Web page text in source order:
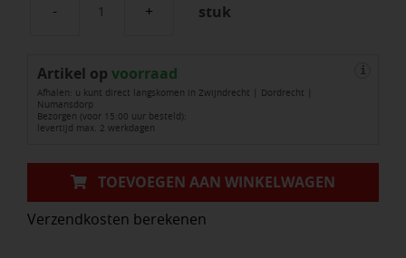
DCM
Green
(minigran®)
14-
8+3%
MgO+Fe
zak
stuk
Artikel op voorraad
Afhalen: u kunt direct langskomen in Zwijndrecht | Dordrecht |
Numansdorp
Bezorgen (voor 15:00 uur besteld):
levertijd max. 2 werkdagen
i
TOEVOEGEN AAN WINKELWAGEN
Verzendkosten berekenen